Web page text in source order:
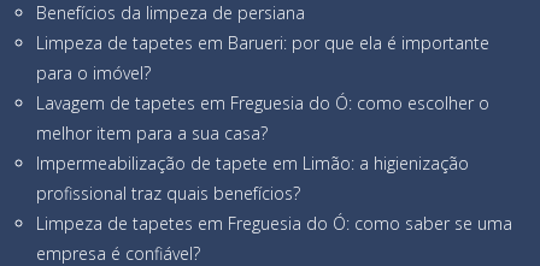
Benefícios da limpeza de persiana
Limpeza de tapetes em Barueri: por que ela é importante
para o imóvel?
Lavagem de tapetes em Freguesia do Ó: como escolher o
melhor item para a sua casa?
Impermeabilização de tapete em Limão: a higienização
profissional traz quais benefícios?
Limpeza de tapetes em Freguesia do Ó: como saber se uma
empresa é confiável?